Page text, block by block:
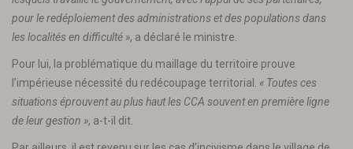
pour le redéploiement des administrations et des populations dans
les localités en difficulté », a déclaré le ministre.
Pour lui, la problématique du maillage du territoire prouve
l’impérieuse nécessité du redécoupage territorial. « Toutes ces
situations éprouvent au plus haut les CCA souvent en première ligne
de leur gestion », a-t-il dit.